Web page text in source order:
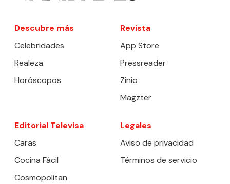
Descubre más
Celebridades
Realeza
Horóscopos
Revista
App Store
Pressreader
Zinio
Magzter
Editorial Televisa
Caras
Cocina Fácil
Cosmopolitan
Legales
Aviso de privacidad
Términos de servicio